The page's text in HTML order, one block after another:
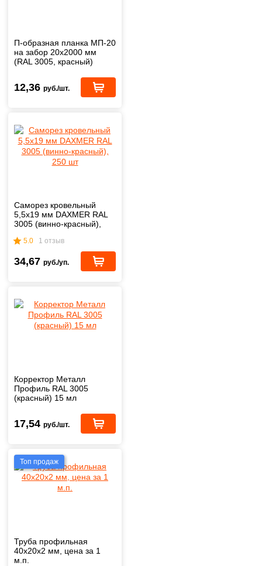
П-образная планка МП-20
на забор 20х2000 мм
(RAL 3005, красный)
12,36 руб./шт.
Саморез кровельный
5,5х19 мм DAXMER RAL
3005 (винно-красный),
5.0 1 отзыв
34,67 руб./уп.
Корректор Металл
Профиль RAL 3005
(красный) 15 мл
17,54 руб./шт.
Топ продаж
Труба профильная
40х20х2 мм, цена за 1
м.п.